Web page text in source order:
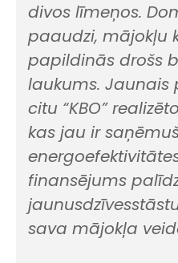
divos līmeņos.
paaudzi, mājokļu
papildinās drošs
laukums. Jaunais
citu “KBO”realizēto
kas jau ir
energoef
finansējums
jaunusdzīvesstāst
sava mājokļa